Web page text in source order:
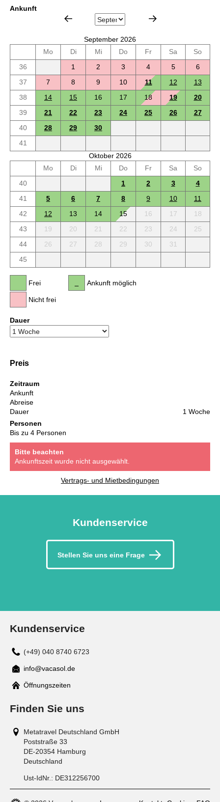
Ankunft
September 2026
Mo
Di Mi Do Fr Sa
So
36
1 2 3 4 5
6
37
7 8 9 10 11 12
13
38
14 15 16 17 18 19
20
39
21 22 23 24 25 26
27
40
28 29
30
41
Oktober 2026
Mo
Di Mi Do Fr Sa
So
40
1 2 3
4
41
5 6 7 8 9 10
11
42
12 13 14 15 16 17
18
43
19 20 21 22 23 24
25
44
26 27 28 29 30
31
45
Frei
Nicht frei
Ankunft möglich
Dauer
Preis
Zeitraum
Ankunft
Abreise
Dauer
1 Woche
Personen
Bis zu 4 Personen
Bitte beachten
Ankunftszeit wurde nicht ausgewählt.
Vertrags- und Mietbedingungen
Kundenservice
Stellen Sie uns eine Frage
Kundenservice
(+49) 040 8740 6723
Mail
info@vacasol.de
Öffnungszeiten
Finden Sie uns
Metatravel Deutschland GmbH
Poststraße 33
DE-20354 Hamburg
Deutschland
Ust-IdNr.: DE312256700